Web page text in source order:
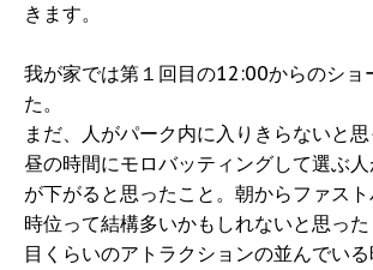
きます。
我が家では第１回目の12:00からのショ
た。
まだ、人がパーク内に入りきらないと
昼の時間にモロバッティングして選ぶ
が下がると思ったこと。朝からファス
時位って結構多いかもしれないと思っ
目くらいのアトラクションの並んでい